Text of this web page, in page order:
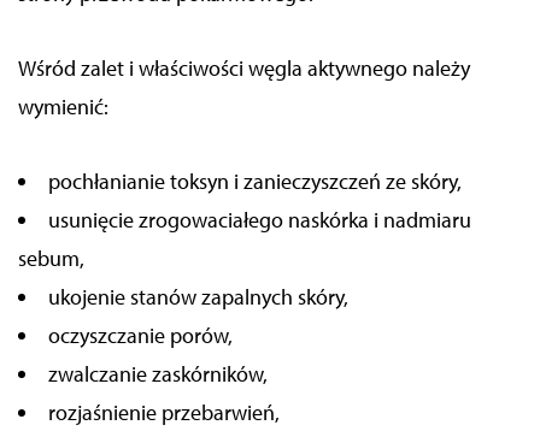
Wśród zalet i właściwości węgla aktywnego należy
wymienić:
pochłanianie toksyn i zanieczyszczeń ze skóry,
usunięcie zrogowaciałego naskórka i nadmiaru
sebum,
ukojenie stanów zapalnych skóry,
oczyszczanie porów,
zwalczanie zaskórników,
rozjaśnienie przebarwień,